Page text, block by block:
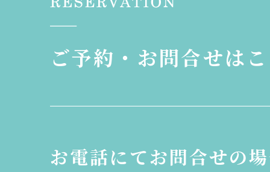
ご予約・お問合せは
お電話にてお問合せの